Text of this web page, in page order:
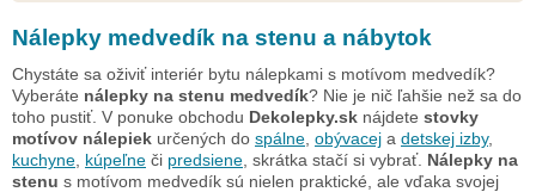
Nálepky medvedík na stenu a nábytok
Chystáte sa oživiť interiér bytu nálepkami s motívom medvedík?
Vyberáte nálepky na stenu medvedík? Nie je nič ľahšie než sa do
toho pustiť. V ponuke obchodu Dekolepky.sk nájdete stovky
motívov nálepiek určených do spálne obývacej a detskej izby,
kuchyne kúpeľne či predsiene , skrátka stačí si vybrať. Nálepky na
stenu s motívom medvedík sú nielen praktické, ale vďaka svojej